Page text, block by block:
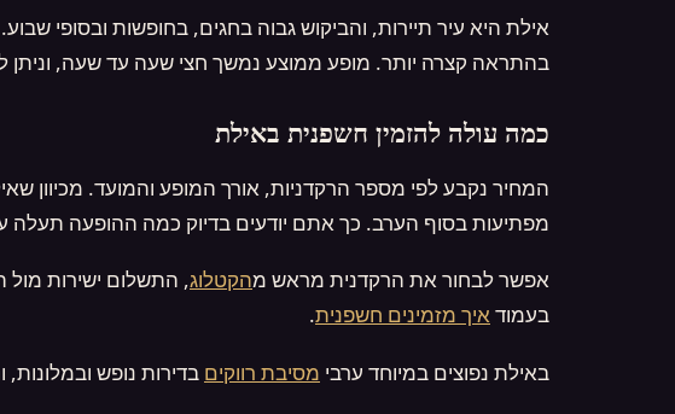
אילת היא עיר תיירות, והביקוש גבוה בחגים, בחופשות ובסופי
בהתראה קצרה יותר. מופע ממוצע נמשך חצי שעה עד שעה, וניתן
כמה עולה להזמין חשפנית באילת
המחיר נקבע לפי מספר הרקדניות, אורך המופע והמועד. מכיוון
מפתיעות בסוף הערב. כך אתם יודעים בדיוק כמה ההופעה תעלה
אפשר לבחור את הרקדנית מראש מהקטלוג, התשלום ישירות
בעמודאיך מזמינים חשפנית.
באילת נפוצים במיוחד ערבי מסיבת רווקים בדירות נופש ובמלונות,